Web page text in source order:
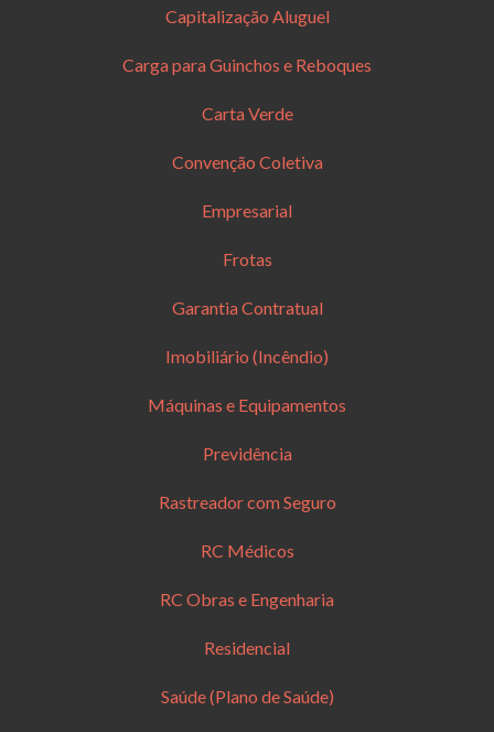
Capitalização Aluguel
Carga para Guinchos e Reboques
Carta Verde
Convenção Coletiva
Empresarial
Frotas
Garantia Contratual
Imobiliário (Incêndio)
Máquinas e Equipamentos
Previdência
Rastreador com Seguro
RC Médicos
RC Obras e Engenharia
Residencial
Saúde (Plano de Saúde)